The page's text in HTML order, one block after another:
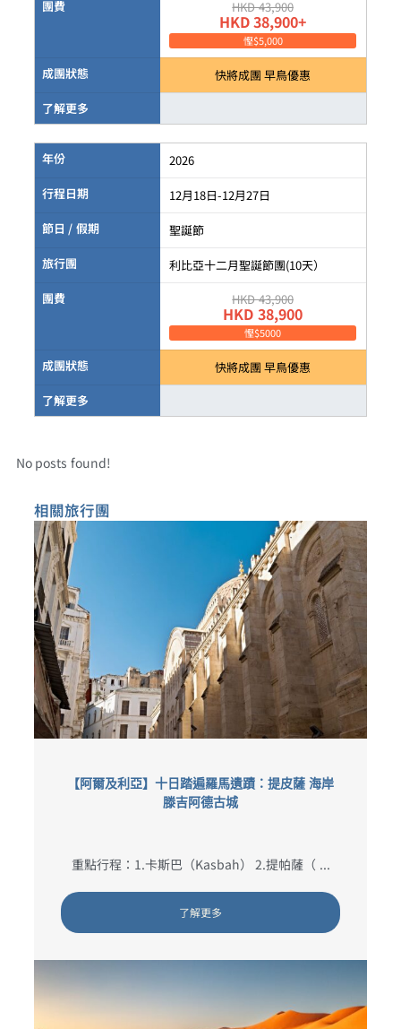
團費 HKD 43,900
HKD 38,900+
慳$5,000
成團狀態
快將成團 早鳥優惠
了解更多
年份
2026
行程日期
12月18日-12月27日
節日 / 假期
聖誕節
旅行團
利比亞十二月聖誕節團(10天）
團費
HKD 43,900
HKD 38,900
慳$5000
成團狀態
快將成團 早鳥優惠
了解更多
No posts found!
相關旅行團​
【阿爾及利亞】十日踏遍羅馬遺蹟：提皮薩 海岸
滕吉阿德古城
重點行程：1.卡斯巴（Kasbah） 2.提帕薩（ ...
了解更多